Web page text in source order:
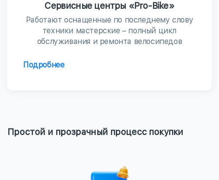
Сервисные центры «Pro-Bike»
Работают оснащенные по последнему слову
техники мастерские – полный цикл
обслуживания и ремонта велосипедов
Подробнее
Простой и прозрачный процесс покупки